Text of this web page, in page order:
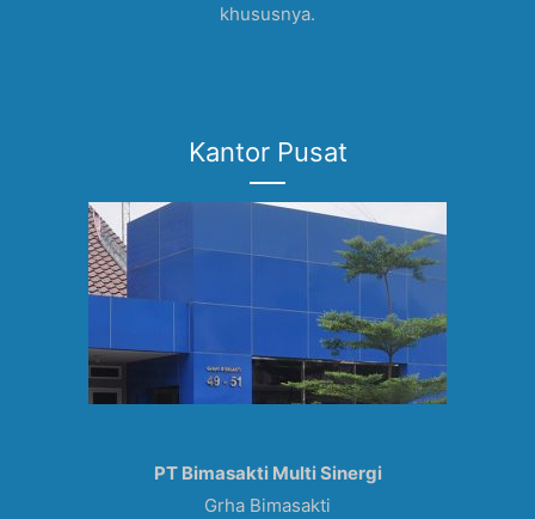
khususnya.
Kantor Pusat
PT Bimasakti Multi Sinergi
Grha Bimasakti